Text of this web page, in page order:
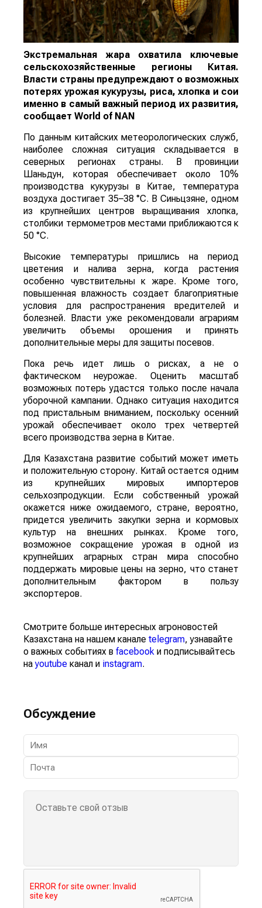
Экстремальная жара охватила ключевые
сельскохозяйственные регионы Китая.
Власти страны предупреждают о возможных
потерях урожая кукурузы, риса, хлопка и сои
именно в самый важный период их развития,
сообщает World of NAN
По данным китайских метеорологических служб,
наиболее сложная ситуация складывается в
северных регионах страны. В провинции
Шаньдун, которая обеспечивает около 10%
производства кукурузы в Китае, температура
воздуха достигает 35–38 °C. В Синьцзяне, одном
из крупнейших центров выращивания хлопка,
столбики термометров местами приближаются к
50 °C.
Высокие температуры пришлись на период
цветения и налива зерна, когда растения
особенно чувствительны к жаре. Кроме того,
повышенная влажность создает благоприятные
условия для распространения вредителей и
болезней. Власти уже рекомендовали аграриям
увеличить объемы орошения и принять
дополнительные меры для защиты посевов.
Пока речь идет лишь о рисках, а не о
фактическом неурожае. Оценить масштаб
возможных потерь удастся только после начала
уборочной кампании. Однако ситуация находится
под пристальным вниманием, поскольку осенний
урожай обеспечивает около трех четвертей
всего производства зерна в Китае.
Для Казахстана развитие событий может иметь
и положительную сторону. Китай остается одним
из крупнейших мировых импортеров
сельхозпродукции. Если собственный урожай
окажется ниже ожидаемого, стране, вероятно,
придется увеличить закупки зерна и кормовых
культур на внешних рынках. Кроме того,
возможное сокращение урожая в одной из
крупнейших аграрных стран мира способно
поддержать мировые цены на зерно, что станет
дополнительным фактором в пользу
экспортеров.
Смотрите больше интересных агроновостей
Казахстана на нашем канале telegram, узнавайте
о важных событиях в facebook и подписывайтесь
наyoutube канал и instagram.
Обсуждение